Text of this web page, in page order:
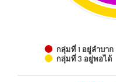
กลุ่มที่ 1 อยู่ลำบาก
กลุ่มที่ 3 อยู่พอได้